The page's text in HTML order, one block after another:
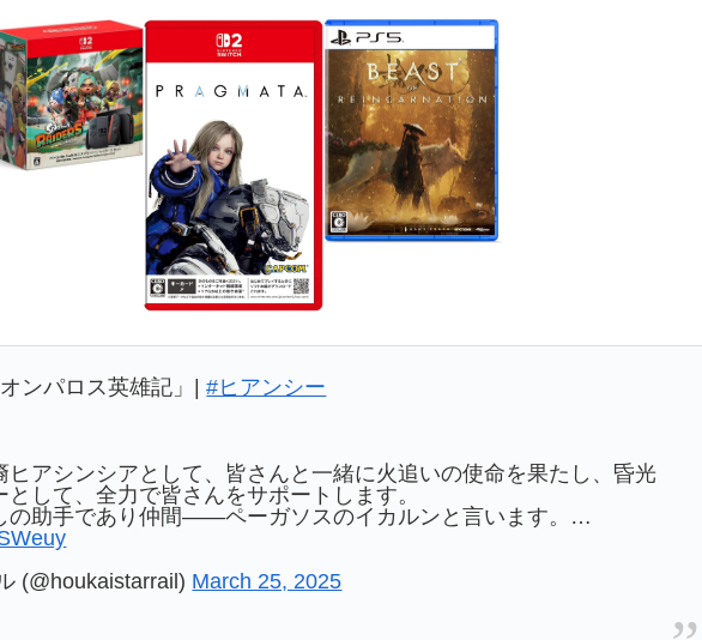
オンパロス英雄記」|#ヒアンシー
ヒアシンシアとして、皆さんと一緒に火追いの使命を果たし、昏光
して、全力で皆さんをサポートします。
の助手であり仲間——ペーガソスのイカルンと言います。…
(@houkaistarrail) March 25, 2025